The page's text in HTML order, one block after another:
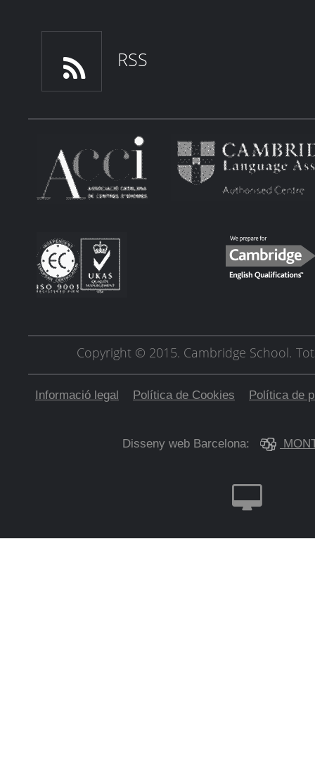
RSS
Copyright © 2015. Cambridge School.
Informació legal Política de Cookies Política de
Disseny web Barcelona: